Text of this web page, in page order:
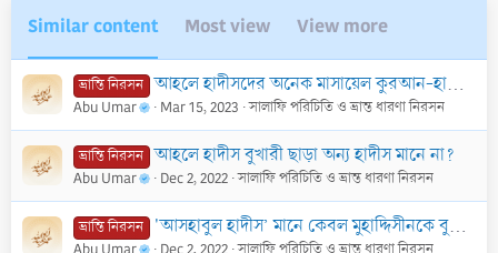
Similar content Most view View more
ভ্রান্তি নিরসন আহলে হাদীসদের অনেক মাসায়েল কুরআন-হাদীস বিরোধী?
Abu Umar Mar 15, 2023 সালাফি পরিচিতি ও ভ্রান্ত ধারণা নিরসন
ভ্রান্তি নিরসন আহলে হাদীস বুখারী ছাড়া অন্য হাদীস মানে না?
Abu Umar Dec 2, 2022 সালাফি পরিচিতি ও ভ্রান্ত ধারণা নিরসন
ভ্রান্তি নিরসন 'আসহাবুল হাদীস’ মানে কেবল মুহাদ্দিসীনকে বুঝানো হয়। তথাকথিত আহলে হাদীসকে নয়?